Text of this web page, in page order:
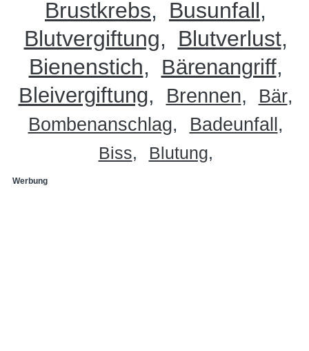
Brustkrebs
Busunfall
Blutvergiftung
Blutverlust
Bienenstich
Bärenangriff
Bleivergiftung
Brennen
Bär
Bombenanschlag
Badeunfall
Biss Blutung
Werbung